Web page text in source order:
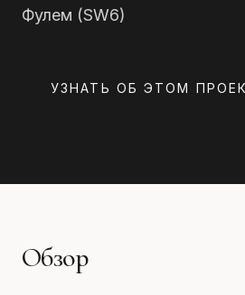
Фулем (SW6)
УЗНАТЬ ОБ ЭТОМ
Обзор